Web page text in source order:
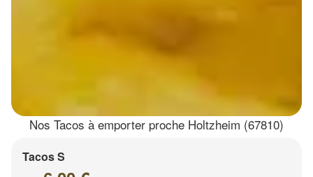
Nos Tacos à emporter proche Holtzheim (67810)
Tacos S